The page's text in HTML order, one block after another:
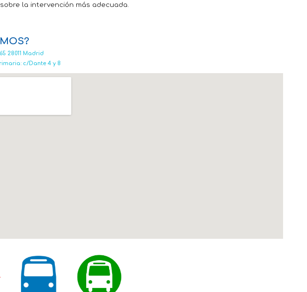
la intervención más adecuada.
?
28011 Madrid
c/Dante 4 y 8